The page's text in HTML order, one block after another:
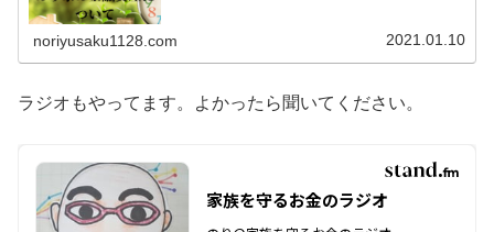
noriyusaku1128.com 2021.01.10
ラジオもやってます。よかったら聞いてください。